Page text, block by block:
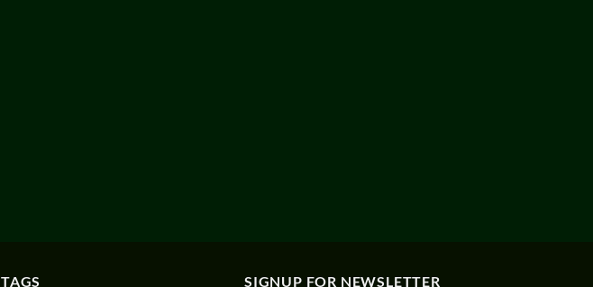
TAGS SIGNUP FOR NEWSLETTER